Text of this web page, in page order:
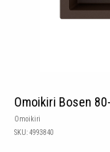
Omoikiri Bosen
Omoikiri
SKU:4993840